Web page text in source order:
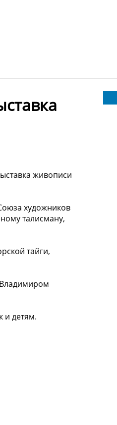
живописи
художников
талисману,
тайги,
Владимиром
и детям.